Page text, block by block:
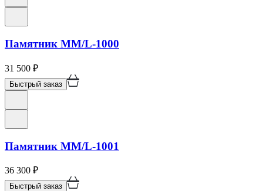
Памятник ММ/L-1000
31 500 ₽
Быстрый заказ
Памятник ММ/L-1001
36 300 ₽
Быстрый заказ